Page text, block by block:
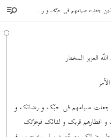
سبحانک اللّهمّ یا الهی اسألک بالّذین جعلت صیامهم فی حبّک و رضائک
العزیز المختار
جعلت صیامهم فی حبّک و رضائک و
افطارهم قربک و لقائک فوعزّتک